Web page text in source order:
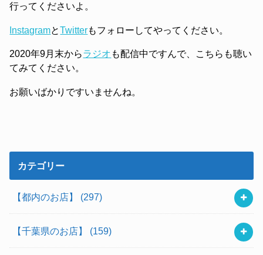
行ってくださいよ。
InstagramとTwitterもフォローしてやってください。
2020年9月末からラジオ も配信中ですんで、こちらも聴い
てみてください。
お願いばかりですいませんね。
カテゴリー
【都内のお店】 (297)
【千葉県のお店】 (159)